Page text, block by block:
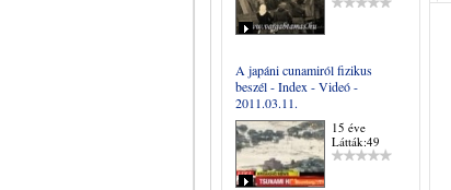
A japáni cunamiról fizikus
beszél - Index - Videó -
2011.03.11.
15 éve
Látták:49